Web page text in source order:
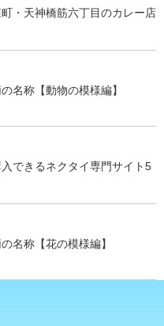
町・天神橋筋六丁目のカレー店
名称【動物の模様編】
できるネクタイ専門サイト5
名称【花の模様編】